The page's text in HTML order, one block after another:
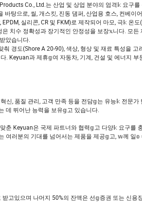
Co., Ltd.는 산업 및 상업 분야의 엄격𝕜 요구
탕으로, 씰, 개스킷, 진동 댐퍼, 산업용 호스, 컨베이
실리콘, CR 및 FKM)로 제작되어 마모, 극𝕜
치수 정확성과 장기적인 안정성을 보장𝕩니다. 모
았습니다.
춰 경도(Shore A 20-90), 색상, 형상 및 재료 특성을
. Keyuan과 제휴𝕘여 자동차, 기계, 건설 및 에너지
신, 품질 관리, 고객 만족 등을 전담𝕘는 유능𝕜 전문
데 뛰어난 능력을 보유𝕘고 있습니다.
춘 Keyuan은 국제 파트너와 협력𝕘고 다양𝕜 요구
여러분의 기대를 넘어서는 제품을 제공𝕘고, 𝕨께 일𝕠
고있으며 나머지 50%의 잔액은 선𝕘증권 또는 신